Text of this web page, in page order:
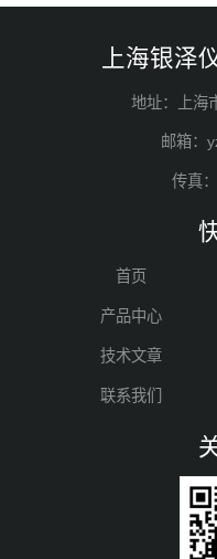
上海银泽
地址：上海
邮箱：
传真
首页
产品中心
技术文章
联系我们